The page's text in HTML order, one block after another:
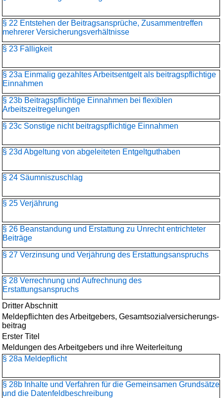
§ 22 Entstehen der Beitragsansprüche, Zusammentreffen
mehrerer Versicherungsverhältnisse
§ 23 Fälligkeit
§ 23a Einmalig gezahltes Arbeitsentgelt als beitragspflichtige
Einnahmen
§ 23b Beitragspflichtige Einnahmen bei flexiblen
Arbeitszeitregelungen
§ 23c Sonstige nicht beitragspflichtige Einnahmen
§ 23d Abgeltung von abgeleiteten Entgeltguthaben
§ 24 Säumniszuschlag
§ 25 Verjährung
§ 26 Beanstandung und Erstattung zu Unrecht entrichteter
Beiträge
§ 27 Verzinsung und Verjährung des Erstattungsanspruchs
§ 28 Verrechnung und Aufrechnung des
Erstattungsanspruchs
Dritter Abschnitt
Meldepflichten des Arbeitgebers, Gesamtsozialversicherungs­
beitrag
Erster Titel
Meldungen des Arbeitgebers und ihre Weiterleitung
§ 28a Meldepflicht
§ 28b Inhalte und Verfahren für die Gemeinsamen Grundsätze
und die Datenfeldbeschreibung